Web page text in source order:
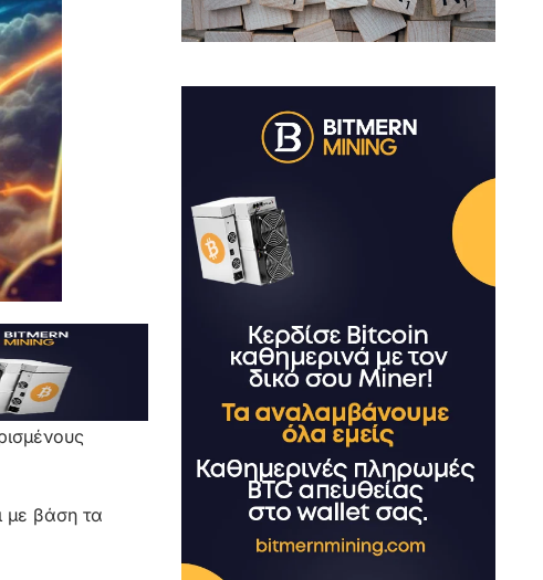
με βάση τα